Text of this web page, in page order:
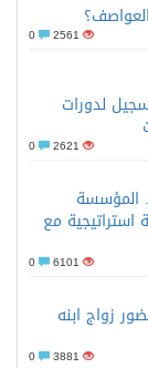
2561
لدورات
2621
المؤسسة
استراتيجية مع
6101
زواج ابنه
3881